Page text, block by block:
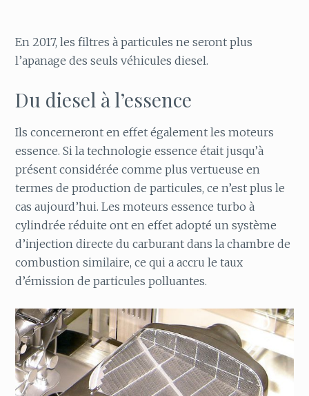
En 2017, les filtres à particules ne seront plus
l’apanage des seuls véhicules diesel.
Du diesel à l’essence
Ils concerneront en effet également les moteurs
essence. Si la technologie essence était jusqu’à
présent considérée comme plus vertueuse en
termes de production de particules, ce n’est plus le
cas aujourd’hui. Les moteurs essence turbo à
cylindrée réduite ont en effet adopté un système
d’injection directe du carburant dans la chambre de
combustion similaire, ce qui a accru le taux
d’émission de particules polluantes.